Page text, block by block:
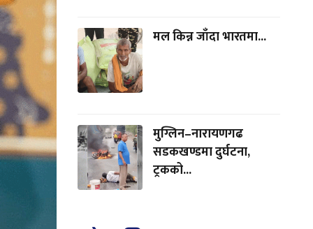
मल किन्न जाँदा भारतमा...
मुग्लिन–नारायणगढ
सडकखण्डमा दुर्घटना,
ट्रकको...